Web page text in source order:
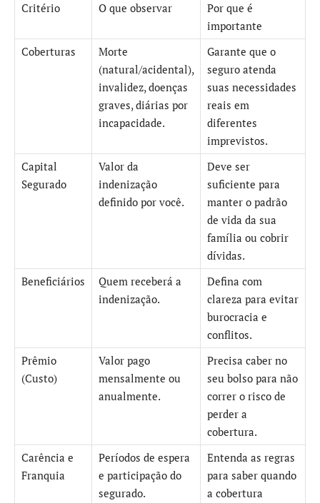
Critério O que observar
Por que é
importante
Coberturas
Morte
(natural/acidental),
invalidez, doenças
graves, diárias por
incapacidade.
Garante que o
seguro atenda
suas necessidades
reais em
diferentes
imprevistos.
Capital
Segurado
Valor da
indenização
definido por você.
Deve ser
suficiente para
manter o padrão
de vida da sua
família ou cobrir
dívidas.
Beneficiários
Quem receberá a
indenização.
Defina com
clareza para evitar
burocracia e
conflitos.
Prêmio
(Custo)
Valor pago
mensalmente ou
anualmente.
Precisa caber no
seu bolso para não
correr o risco de
perder a
cobertura.
Carência e
Franquia
Períodos de espera
e participação do
segurado.
Entenda as regras
para saber quando
a cobertura